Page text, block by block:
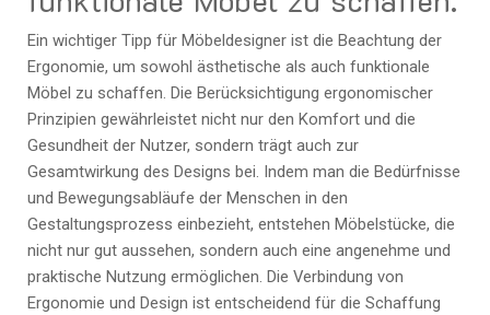
Ein wichtiger Tipp für Möbeldesigner ist die Beachtung der
Ergonomie, um sowohl ästhetische als auch funktionale
Möbel zu schaffen. Die Berücksichtigung ergonomischer
Prinzipien gewährleistet nicht nur den Komfort und die
Gesundheit der Nutzer, sondern trägt auch zur
Gesamtwirkung des Designs bei. Indem man die Bedürfnisse
und Bewegungsabläufe der Menschen in den
Gestaltungsprozess einbezieht, entstehen Möbelstücke, die
nicht nur gut aussehen, sondern auch eine angenehme und
praktische Nutzung ermöglichen. Die Verbindung von
Ergonomie und Design ist entscheidend für die Schaffung